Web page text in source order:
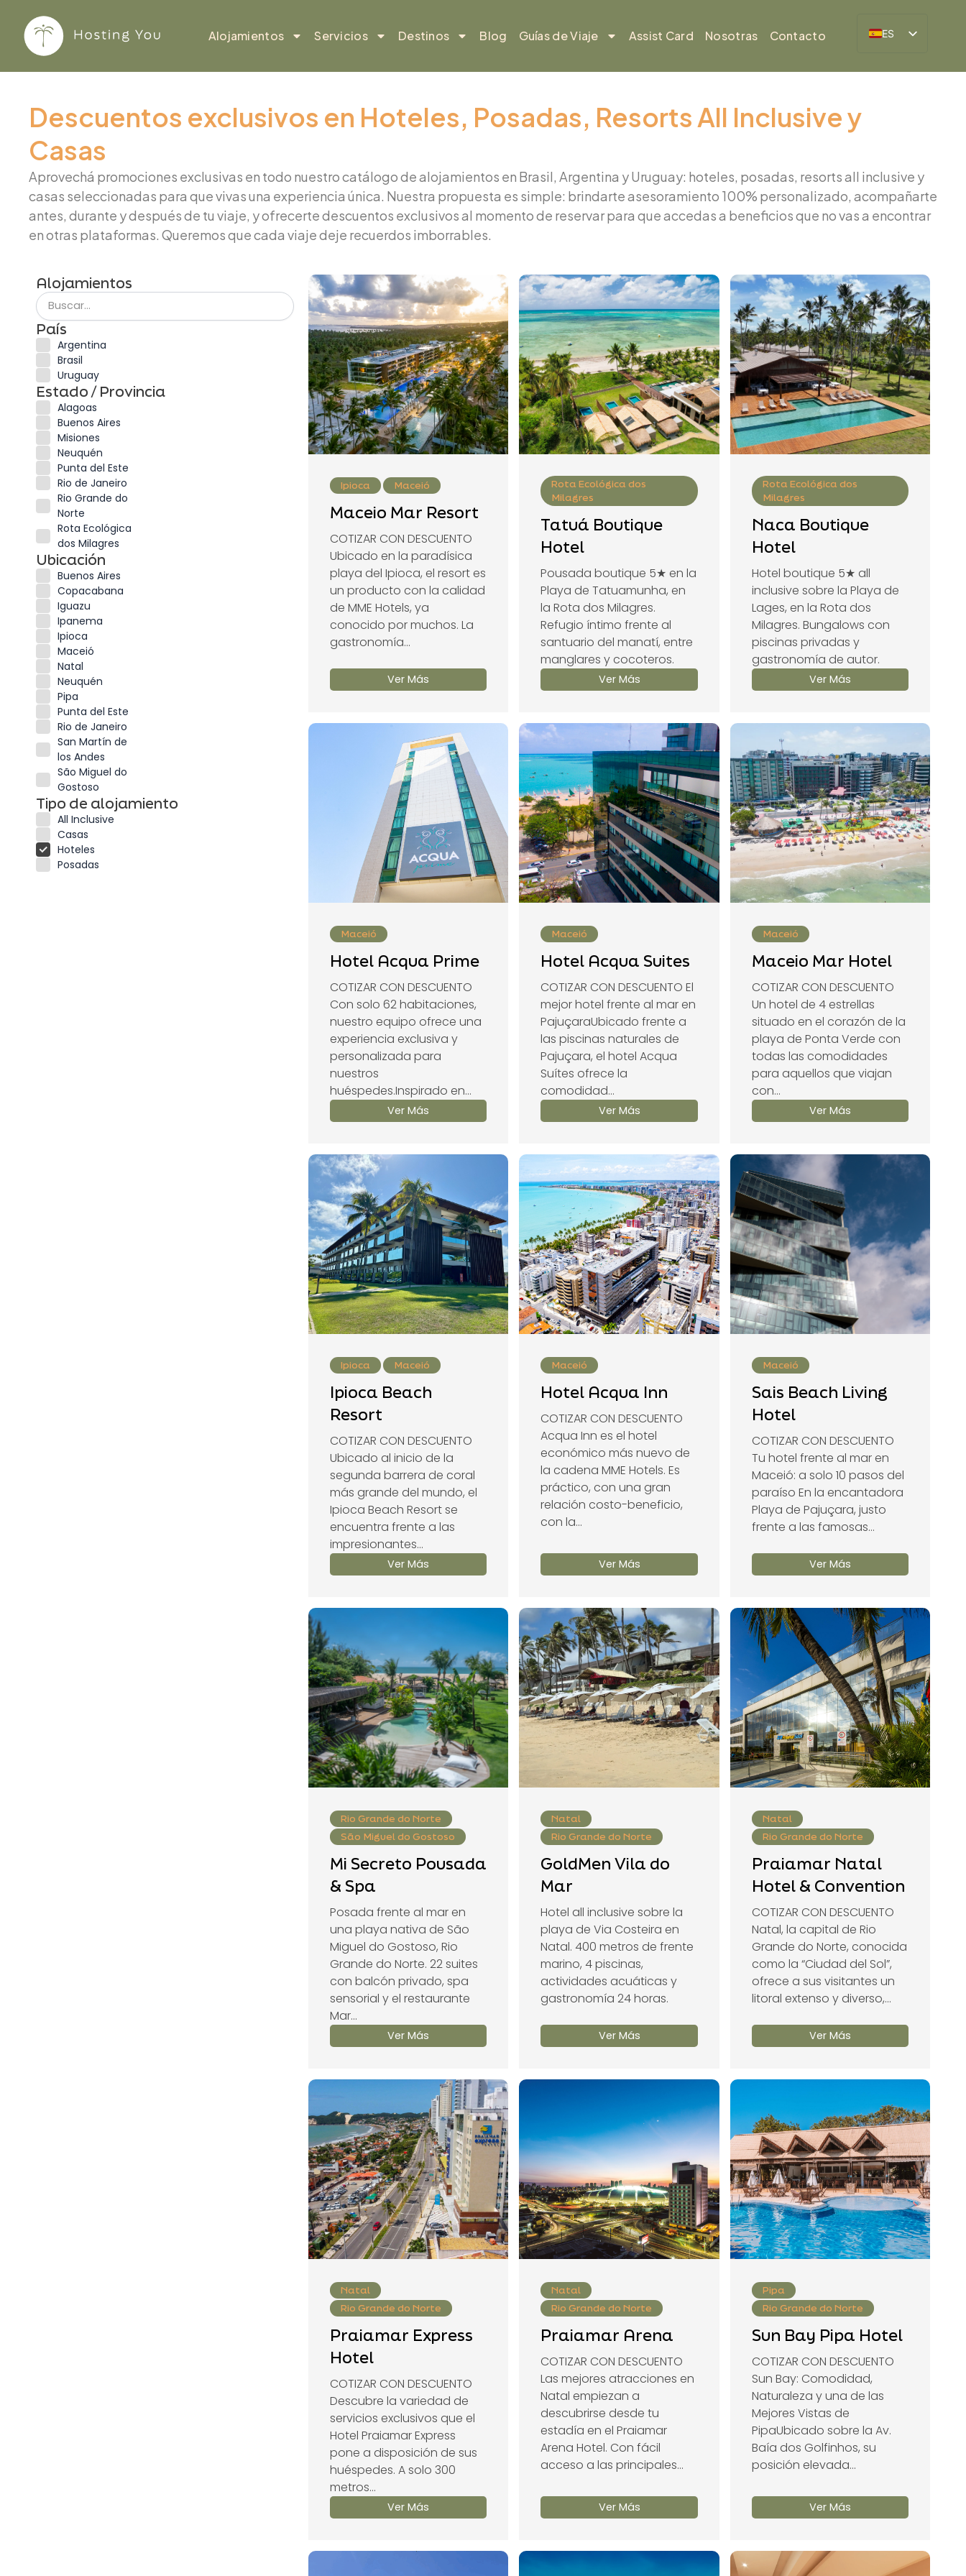
contenido
Alojamientos Servicios Destinos Blog Guías de Viaje Assist Card Nosotras Contacto
ES
Descuentos exclusivos en Hoteles, Posadas, Resorts All Inclusive y
Casas
Aprovechá promociones exclusivas en todo nuestro catálogo de alojamientos en Brasil, Argentina y Uruguay: hoteles, posadas, resorts all inclusive y
casas seleccionadas para que vivas una experiencia única. Nuestra propuesta es simple: brindarte asesoramiento 100% personalizado, acompañarte
antes, durante y después de tu viaje, y ofrecerte descuentos exclusivos al momento de reservar para que accedas a beneficios que no vas a encontrar
en otras plataformas. Queremos que cada viaje deje recuerdos imborrables.
Alojamientos
País
Argentina
Brasil
Uruguay
Estado / Provincia
Alagoas
Buenos Aires
Misiones
Neuquén
Punta del Este
Rio de Janeiro
Rio Grande do
Norte
Rota Ecológica
dos Milagres
Ubicación
Buenos Aires
Copacabana
Iguazu
Ipanema
Ipioca
Maceió
Natal
Neuquén
Pipa
Punta del Este
Rio de Janeiro
San Martín de
los Andes
São Miguel do
Gostoso
Tipo de alojamiento
All Inclusive
Casas
Hoteles
Posadas
Ipioca Maceió
Maceio Mar Resort
COTIZAR CON DESCUENTO
Ubicado en la paradísica
playa del Ipioca, el resort es
un producto con la calidad
de MME Hotels, ya
conocido por muchos. La
gastronomía...
Ver Más
Rota Ecológica dos
Milagres
Tatuá Boutique
Hotel
Pousada boutique 5★ en la
Playa de Tatuamunha, en
la Rota dos Milagres.
Refugio íntimo frente al
santuario del manatí, entre
manglares y cocoteros.
Ver Más
Rota Ecológica dos
Milagres
Naca Boutique
Hotel
Hotel boutique 5★ all
inclusive sobre la Playa de
Lages, en la Rota dos
Milagres. Bungalows con
piscinas privadas y
gastronomía de autor.
Ver Más
Maceió
Hotel Acqua Prime
COTIZAR CON DESCUENTO
Con solo 62 habitaciones,
nuestro equipo ofrece una
experiencia exclusiva y
personalizada para
nuestros
huéspedes.Inspirado en...
Ver Más
Maceió
Hotel Acqua Suites
COTIZAR CON DESCUENTO El
mejor hotel frente al mar en
PajuçaraUbicado frente a
las piscinas naturales de
Pajuçara, el hotel Acqua
Suítes ofrece la
comodidad...
Ver Más
Maceió
Maceio Mar Hotel
COTIZAR CON DESCUENTO
Un hotel de 4 estrellas
situado en el corazón de la
playa de Ponta Verde con
todas las comodidades
para aquellos que viajan
con...
Ver Más
Ipioca Maceió
Ipioca Beach
Resort
COTIZAR CON DESCUENTO
Ubicado al inicio de la
segunda barrera de coral
más grande del mundo, el
Ipioca Beach Resort se
encuentra frente a las
impresionantes...
Ver Más
Maceió
Hotel Acqua Inn
COTIZAR CON DESCUENTO
Acqua Inn es el hotel
económico más nuevo de
la cadena MME Hotels. Es
práctico, con una gran
relación costo-beneficio,
con la...
Ver Más
Maceió
Sais Beach Living
Hotel
COTIZAR CON DESCUENTO
Tu hotel frente al mar en
Maceió: a solo 10 pasos del
paraíso En la encantadora
Playa de Pajuçara, justo
frente a las famosas...
Ver Más
Rio Grande do Norte
São Miguel do Gostoso
Mi Secreto Pousada
& Spa
Posada frente al mar en
una playa nativa de São
Miguel do Gostoso, Rio
Grande do Norte. 22 suites
con balcón privado, spa
sensorial y el restaurante
Mar...
Ver Más
Natal
Rio Grande do Norte
GoldMen Vila do
Mar
Hotel all inclusive sobre la
playa de Via Costeira en
Natal. 400 metros de frente
marino, 4 piscinas,
actividades acuáticas y
gastronomía 24 horas.
Ver Más
Natal
Rio Grande do Norte
Praiamar Natal
Hotel & Convention
COTIZAR CON DESCUENTO
Natal, la capital de Rio
Grande do Norte, conocida
como la “Ciudad del Sol”,
ofrece a sus visitantes un
litoral extenso y diverso,...
Ver Más
Natal
Rio Grande do Norte
Praiamar Express
Hotel
COTIZAR CON DESCUENTO
Descubre la variedad de
servicios exclusivos que el
Hotel Praiamar Express
pone a disposición de sus
huéspedes. A solo 300
metros...
Ver Más
Natal
Rio Grande do Norte
Praiamar Arena
COTIZAR CON DESCUENTO
Las mejores atracciones en
Natal empiezan a
descubrirse desde tu
estadía en el Praiamar
Arena Hotel. Con fácil
acceso a las principales...
Ver Más
Pipa
Rio Grande do Norte
Sun Bay Pipa Hotel
COTIZAR CON DESCUENTO
Sun Bay: Comodidad,
Naturaleza y una de las
Mejores Vistas de
PipaUbicado sobre la Av.
Baía dos Golfinhos, su
posición elevada...
Ver Más